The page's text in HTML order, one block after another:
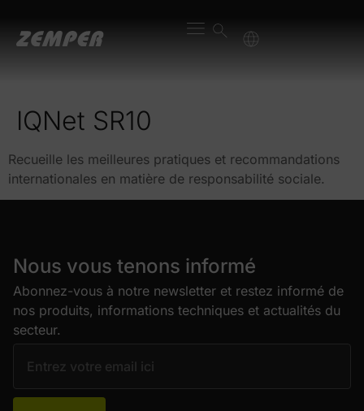
IQNet SR10
Recueille les meilleures pratiques et recommandations
internationales en matière de responsabilité sociale.
Nous vous tenons informé
Abonnez-vous à notre newsletter et restez informé de
nos produits, informations techniques et actualités du
secteur.